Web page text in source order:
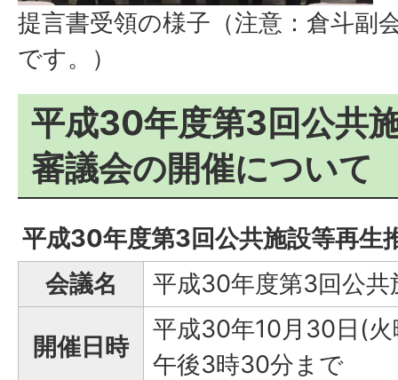
提言書受領の様子（注意：倉斗副
です。）
平成30年度第3回公共
審議会の開催について
平成30年度第3回公共施設等再生
会議名
平成30年度第3回公
開催日時
平成30年10月30日(
午後3時30分まで